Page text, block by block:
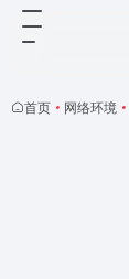
首页 • 网络环境 •